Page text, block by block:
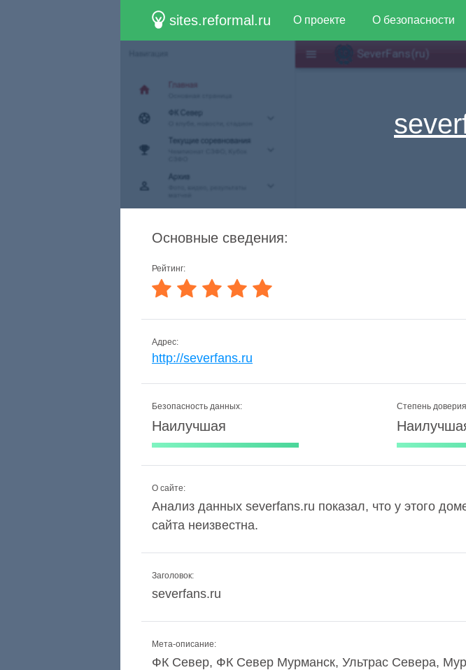
sites.reformal.ru О проекте О безопасности
Основные сведения:
Рейтинг:
Адрес:
http://severfans.ru
Безопасность данных:
Наилучшая
Степень
О сайте:
Анализ данных severfans.ru показал, что у этого
сайта неизвестна.
Заголовок:
severfans.ru
Мета-описание:
ФК Север, ФК Север Мурманск, Ультрас Севера,